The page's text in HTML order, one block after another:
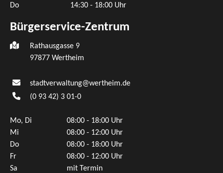
Do
14:30 - 18:00 Uhr
Bürgerservice-Zentrum
Rathausgasse 9
97877 Wertheim
stadtverwaltung@wertheim.de
(0 93 42) 3 01-0
Mo, Di
08:00 - 18:00 Uhr
Mi
08:00 - 12:00 Uhr
Do
08:00 - 18:00 Uhr
Fr
08:00 - 12:00 Uhr
Sa
mit Termin